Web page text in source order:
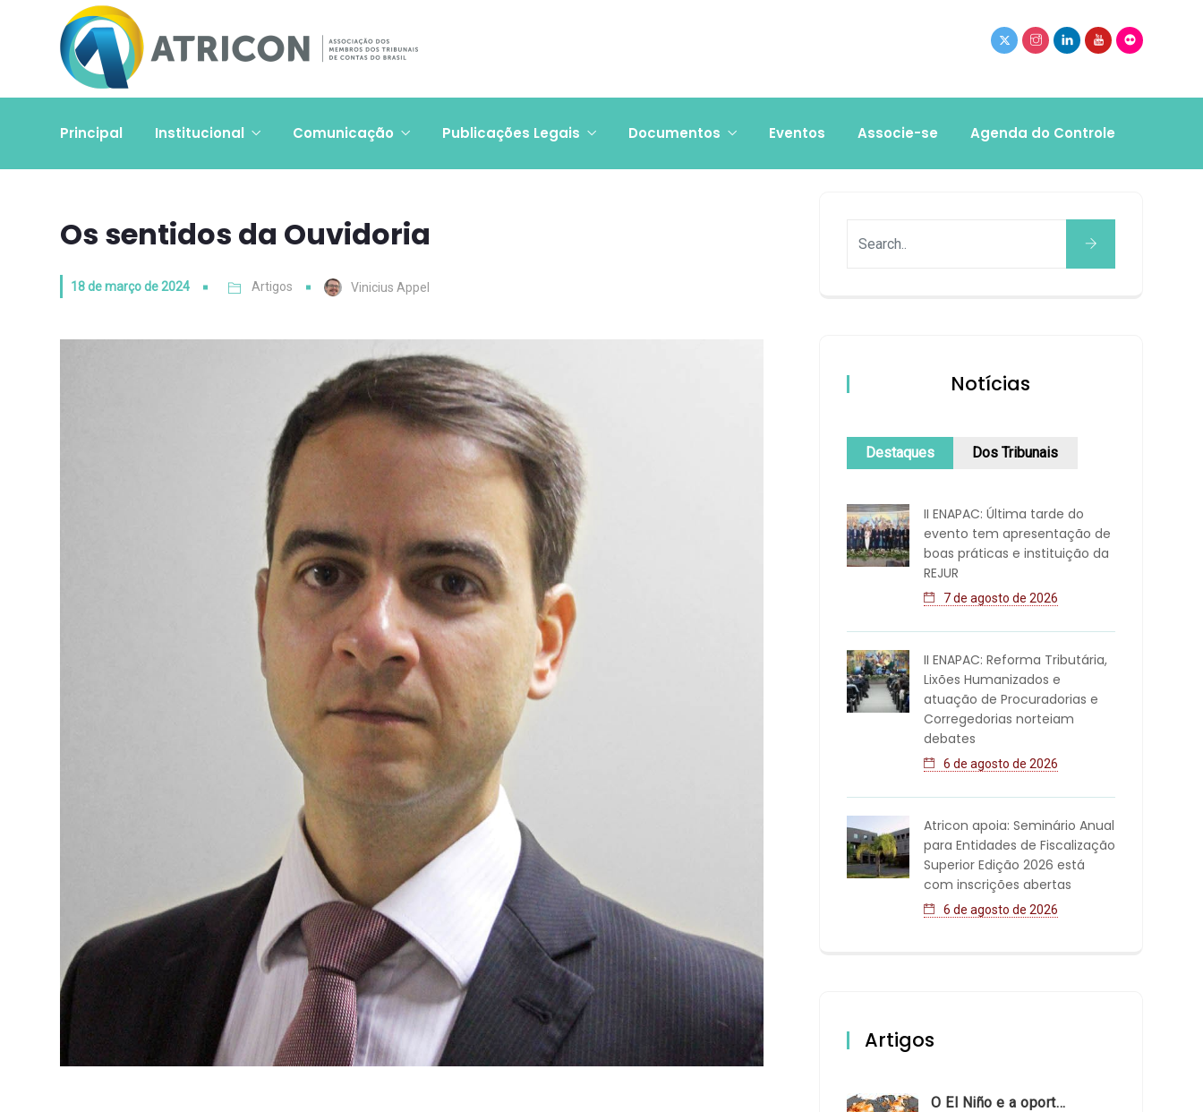
Principal Institucional Comunicação Publicações Legais Documentos Eventos Associe-se Agenda do Controle
Os sentidos da Ouvidoria
18 de março de 2024 Artigos Vinicius Appel
Notícias
Destaques Dos Tribunais
II ENAPAC: Última tarde do
evento tem apresentação de
boas práticas e instituição da
REJUR
7 de agosto de 2026
II ENAPAC: Reforma Tributária,
Lixões Humanizados e
atuação de Procuradorias e
Corregedorias norteiam
debates
6 de agosto de 2026
Atricon apoia: Seminário Anual
para Entidades de Fiscalização
Superior Edição 2026 está
com inscrições abertas
6 de agosto de 2026
Artigos
O El Niño e a oportunidade de fortalecer o controle externo das políticas climáticas